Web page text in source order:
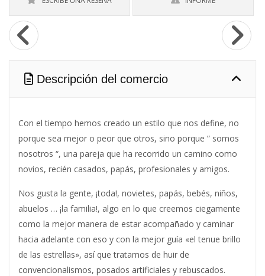
Descripción del comercio
Con el tiempo hemos creado un estilo que nos define, no
porque sea mejor o peor que otros, sino porque ” somos
nosotros “, una pareja que ha recorrido un camino como
novios, recién casados, papás, profesionales y amigos.
Nos gusta la gente, ¡toda!, novietes, papás, bebés, niños,
abuelos … ¡la familia!, algo en lo que creemos ciegamente
como la mejor manera de estar acompañado y caminar
hacia adelante con eso y con la mejor guía «el tenue brillo
de las estrellas», así que tratamos de huir de
convencionalismos, posados artificiales y rebuscados.